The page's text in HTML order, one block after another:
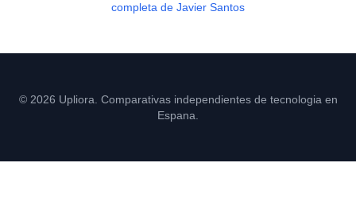
completa de Javier Santos
© 2026 Upliora. Comparativas independientes de tecnologia en
Espana.